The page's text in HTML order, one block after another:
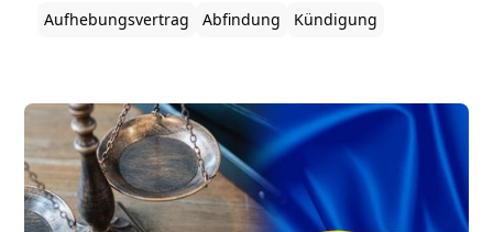
Aufhebungsvertrag Abfindung Kündigung